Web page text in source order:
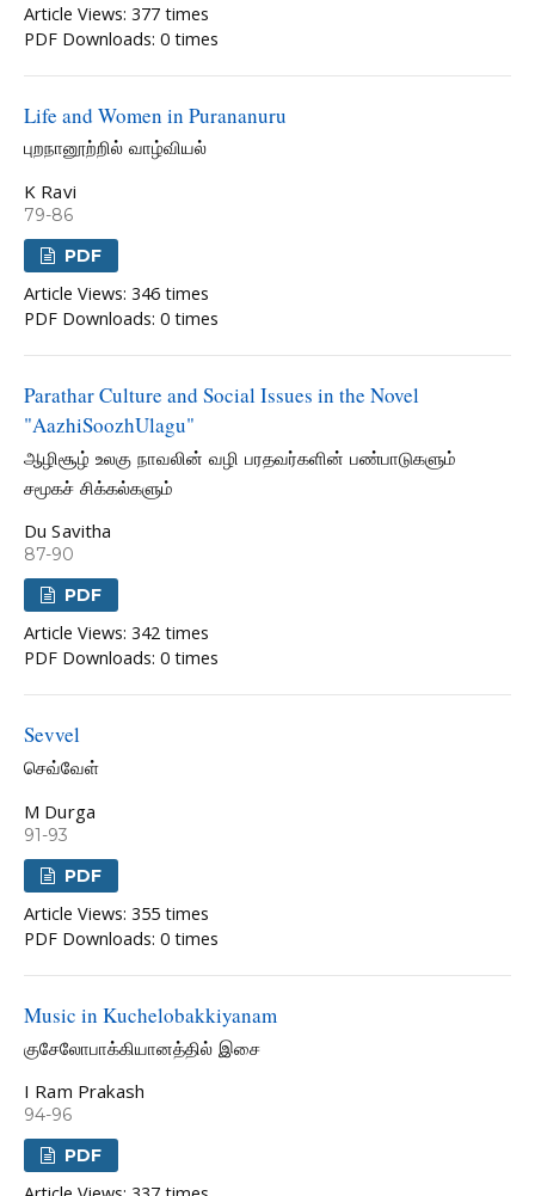
Article Views: 377 times
PDF Downloads: 0 times
Life and Women in Purananuru
புறநானூற்றில் வாழ்வியல்
K Ravi
79-86
PDF
Article Views: 346 times
PDF Downloads: 0 times
Parathar Culture and Social Issues in the Novel
"AazhiSoozhUlagu"
ஆழிசூழ் உலகு நாவலின் வழி பரதவர்களின் பண்பாடுகளும்
சமூகச் சிக்கல்களும்
Du Savitha
87-90
PDF
Article Views: 342 times
PDF Downloads: 0 times
Sevvel
செவ்வேள்
M Durga
91-93
PDF
Article Views: 355 times
PDF Downloads: 0 times
Music in Kuchelobakkiyanam
குசேலோபாக்கியானத்தில் இசை
I Ram Prakash
94-96
PDF